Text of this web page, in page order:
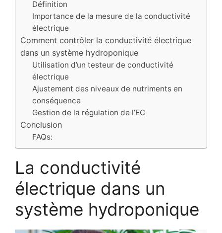
Définition
Importance de la mesure de la conductivité
électrique
Comment contrôler la conductivité électrique
dans un système hydroponique
Utilisation d’un testeur de conductivité
électrique
Ajustement des niveaux de nutriments en
conséquence
Gestion de la régulation de l’EC
Conclusion
FAQs:
La conductivité
électrique dans un
système hydroponique